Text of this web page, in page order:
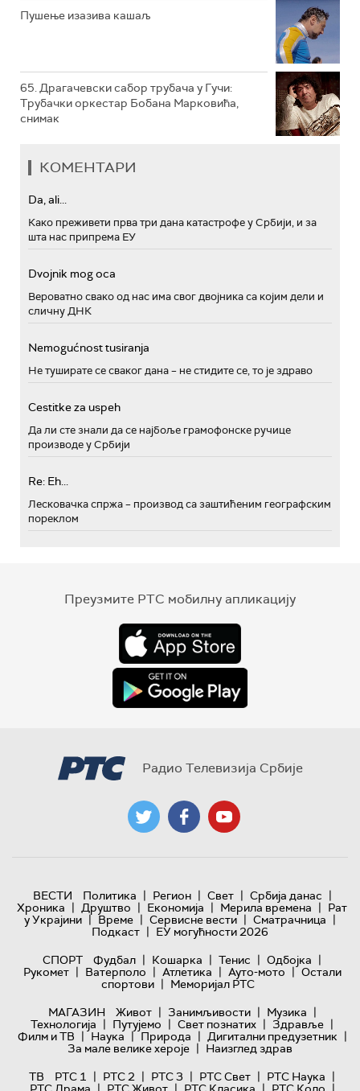
Пушење изазива кашаљ
65. Драгачевски сабор трубача у Гучи:
Трубачки оркестар Бобана Марковића,
снимак
КОМЕНТАРИ
Da, ali...
Како преживети прва три дана катастрофе у Србији, и за
шта нас припрема ЕУ
Dvojnik mog oca
Вероватно свако од нас има свог двојника са којим дели и
сличну ДНК
Nemogućnost tusiranja
Не туширате се сваког дана – не стидите се, то је здраво
Cestitke za uspeh
Да ли сте знали да се најбоље грамофонске ручице
производе у Србији
Re: Eh...
Лесковачка спржа – производ са заштићеним географским
пореклом
Преузмите РТС мобилну апликацију
Радио Телевизија Србије
ВЕСТИ Политика | Регион | Свет | Србија данас |
Хроника | Друштво | Економија | Мерила времена | Рат
у Украјини | Време | Сервисне вести | Сматрачница |
Подкаст | ЕУ могућности 2026
СПОРТ
Фудбал | Кошарка | Тенис | Одбојка |
Рукомет | Ватерполо | Атлетика | Ауто-мото | Остали
спортови | Меморијал РТС
МАГАЗИН
Живот | Занимљивости | Музика |
Технологијa | Путујемо | Свет познатих | Здравље |
Филм и ТВ | Наука | Природа | Дигитални предузетник |
За мале велике хероје | Наизглед здрав
ТВ
РТС 1 | РТС 2 | РТС 3 | РТС Свет | РТС Наука |